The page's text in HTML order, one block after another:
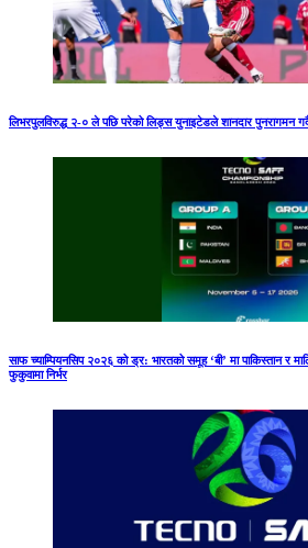
लिभरपुलविरुद्ध २-० ले पछि परेको लिड्स युनाइटेडले शानदार पुनरागमन
साफ च्याम्पियनसिप २०२६ को ड्र: भारतको समूह ‘बी’ मा पाकिस्तान र
फुकुवामा निर्भर